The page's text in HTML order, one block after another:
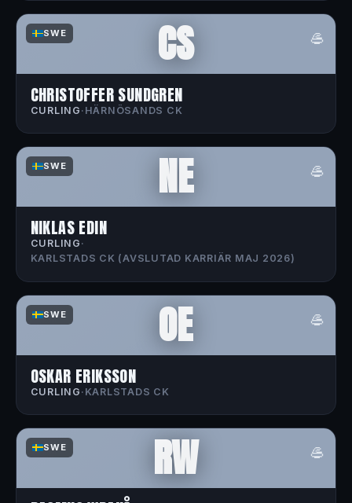
SWE 🥌
CS
CHRISTOFFER SUNDGREN
CURLING · HÄRNÖSANDS CK
SWE 🥌
NE
NIKLAS EDIN
CURLING ·
KARLSTADS CK (AVSLUTAD KARRIÄR MAJ 2026)
SWE 🥌
OE
OSKAR ERIKSSON
CURLING · KARLSTADS CK
SWE 🥌
RW